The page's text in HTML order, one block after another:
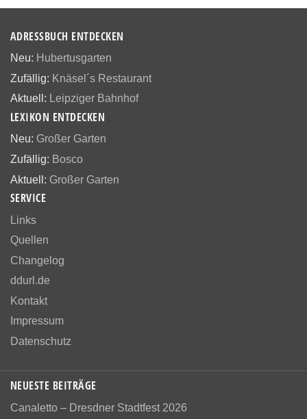
ADRESSBUCH ENTDECKEN
Neu: Hubertusgarten
Zufällig: Knäsel´s Restaurant
Aktuell: Leipziger Bahnhof
LEXIKON ENTDECKEN
Neu: Großer Garten
Zufällig: Bosco
Aktuell: Großer Garten
SERVICE
Links
Quellen
Changelog
ddurl.de
Kontakt
Impressum
Datenschutz
NEUESTE BEITRÄGE
Canaletto – Dresdner Stadtfest 2026